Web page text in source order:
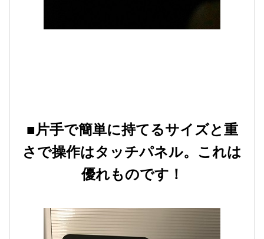
■片手で簡単に持てるサイズと重
さで操作はタッチパネル。これは
優れものです！